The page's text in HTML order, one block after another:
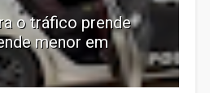
o tráfico prende
menor em